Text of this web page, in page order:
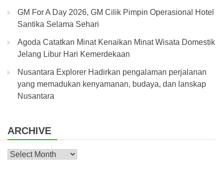
GM For A Day 2026, GM Cilik Pimpin Operasional Hotel
Santika Selama Sehari
Agoda Catatkan Minat Kenaikan Minat Wisata Domestik
Jelang Libur Hari Kemerdekaan
Nusantara Explorer Hadirkan pengalaman perjalanan
yang memadukan kenyamanan, budaya, dan lanskap
Nusantara
ARCHIVE
Archive